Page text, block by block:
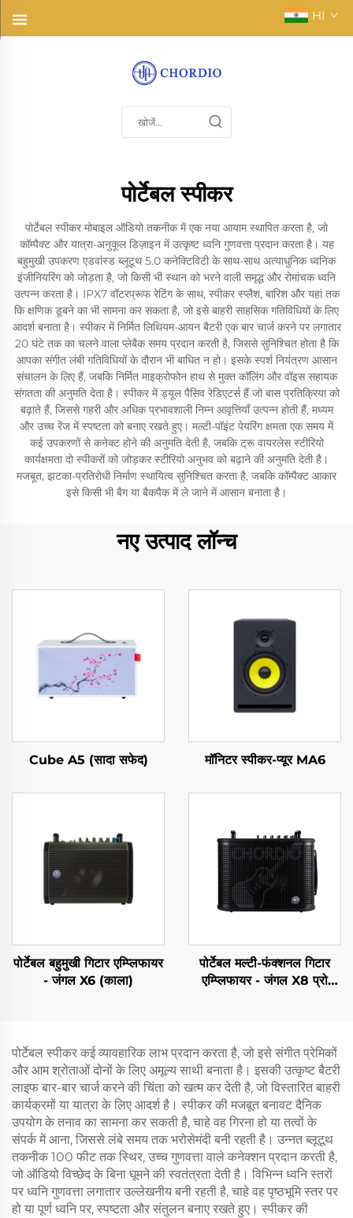
HI
पोर्टेबल स्पीकर
पोर्टेबल स्पीकर मोबाइल ऑडियो तकनीक में एक नया आयाम स्थापित करता है, जो
कॉम्पैक्ट और यात्रा-अनुकूल डिज़ाइन में उत्कृष्ट ध्वनि गुणवत्ता प्रदान करता है। यह
बहुमुखी उपकरण एडवांस्ड ब्लूटूथ 5.0 कनेक्टिविटी के साथ-साथ अत्याधुनिक ध्वनिक
इंजीनियरिंग को जोड़ता है, जो किसी भी स्थान को भरने वाली समृद्ध और रोमांचक ध्वनि
उत्पन्न करता है। IPX7 वॉटरप्रूफ रेटिंग के साथ, स्पीकर स्प्लैश, बारिश और यहां तक
कि क्षणिक डूबने का भी सामना कर सकता है, जो इसे बाहरी साहसिक गतिविधियों के लिए
आदर्श बनाता है। स्पीकर में निर्मित लिथियम-आयन बैटरी एक बार चार्ज करने पर लगातार
20 घंटे तक का चलने वाला प्लेबैक समय प्रदान करती है, जिससे सुनिश्चित होता है कि
आपका संगीत लंबी गतिविधियों के दौरान भी बाधित न हो। इसके स्पर्श नियंत्रण आसान
संचालन के लिए हैं, जबकि निर्मित माइक्रोफोन हाथ से मुक्त कॉलिंग और वॉइस सहायक
संगतता की अनुमति देता है। स्पीकर में ड्यूल पैसिव रेडिएटर्स हैं जो बास प्रतिक्रिया को
बढ़ाते हैं, जिससे गहरी और अधिक प्रभावशाली निम्न आवृत्तियाँ उत्पन्न होती हैं, मध्यम
और उच्च रेंज में स्पष्टता को बनाए रखते हुए। मल्टी-पॉइंट पेयरिंग क्षमता एक समय में
कई उपकरणों से कनेक्ट होने की अनुमति देती है, जबकि ट्रू वायरलेस स्टीरियो
कार्यक्षमता दो स्पीकरों को जोड़कर स्टीरियो अनुभव को बढ़ाने की अनुमति देती है।
मजबूत, झटका-प्रतिरोधी निर्माण स्थायित्व सुनिश्चित करता है, जबकि कॉम्पैक्ट आकार
इसे किसी भी बैग या बैकपैक में ले जाने में आसान बनाता है।
नए उत्पाद लॉन्च
Cube A5 (सादा सफेद) मॉनिटर स्पीकर-प्यूर MA6
पोर्टेबल बहुमुखी गिटार एम्प्लिफायर
- जंगल X6 (काला)
पोर्टेबल मल्टी-फंक्शनल गिटार
एम्प्लिफायर - जंगल X8 प्रो
पोर्टेबल स्पीकर कई व्यावहारिक लाभ प्रदान करता है, जो इसे संगीत प्रेमिकों
और आम श्रोताओं दोनों के लिए अमूल्य साथी बनाता है। इसकी उत्कृष्ट बैटरी
लाइफ बार-बार चार्ज करने की चिंता को खत्म कर देती है, जो विस्तारित बाहरी
कार्यक्रमों या यात्रा के लिए आदर्श है। स्पीकर की मजबूत बनावट दैनिक
उपयोग के तनाव का सामना कर सकती है, चाहे वह गिरना हो या तत्वों के
संपर्क में आना, जिससे लंबे समय तक भरोसेमंदी बनी रहती है। उन्नत ब्लूटूथ
तकनीक 100 फीट तक स्थिर, उच्च गुणवत्ता वाले कनेक्शन प्रदान करती है,
जो ऑडियो विच्छेद के बिना घूमने की स्वतंत्रता देती है। विभिन्न ध्वनि स्तरों
पर ध्वनि गुणवत्ता लगातार उल्लेखनीय बनी रहती है, चाहे वह पृष्ठभूमि स्तर पर
हो या पूर्ण ध्वनि पर, स्पष्टता और संतुलन बनाए रखते हुए। स्पीकर की